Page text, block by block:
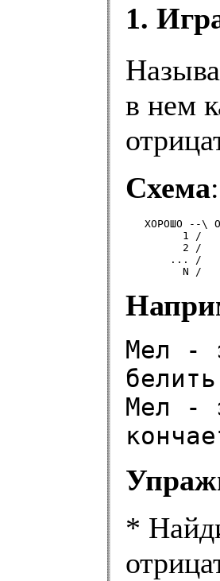
1.
в нем
Схема:
ХОРОШО --\
1 /
2 /
... /
Мел -
Мел -
*